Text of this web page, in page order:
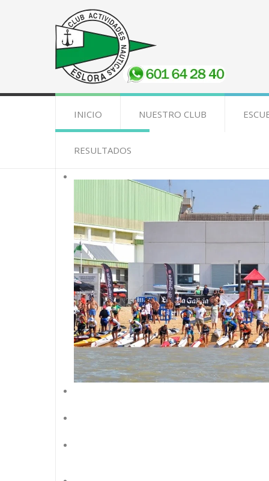
INICIO NUESTRO CLUB
RESULTADOS